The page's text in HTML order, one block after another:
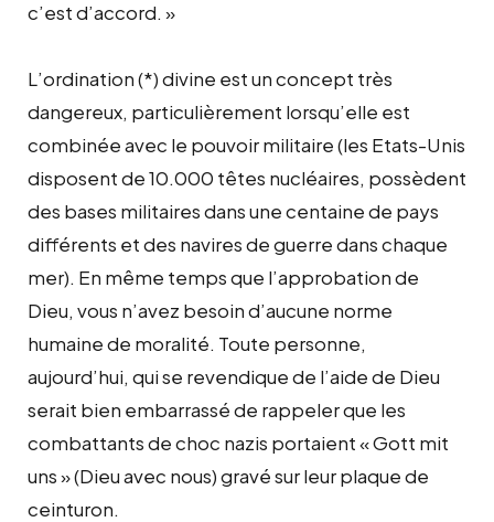
c’est d’accord. »
L’ordination (*) divine est un concept très
dangereux, particulièrement lorsqu’elle est
combinée avec le pouvoir militaire (les Etats-Unis
disposent de 10.000 têtes nucléaires, possèdent
des bases militaires dans une centaine de pays
différents et des navires de guerre dans chaque
mer). En même temps que l’approbation de
Dieu, vous n’avez besoin d’aucune norme
humaine de moralité. Toute personne,
aujourd’hui, qui se revendique de l’aide de Dieu
serait bien embarrassé de rappeler que les
combattants de choc nazis portaient « Gott mit
uns » (Dieu avec nous) gravé sur leur plaque de
ceinturon.